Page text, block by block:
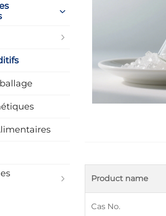
Product name
Cas No.